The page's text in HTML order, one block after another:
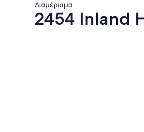
Διαμέρισμα
2454 Inland